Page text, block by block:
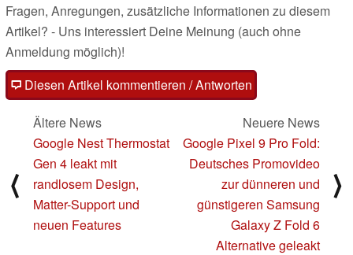
Fragen, Anregungen, zusätzliche Informationen zu diesem
Artikel? - Uns interessiert Deine Meinung (auch ohne
Anmeldung möglich)!
Diesen Artikel kommentieren / Antworten
⟨
Ältere News
Google Nest Thermostat
Gen 4 leakt mit
randlosem Design,
Matter-Support und
neuen Features
Neuere News
Google Pixel 9 Pro Fold:
Deutsches Promovideo
zur dünneren und
günstigeren Samsung
Galaxy Z Fold 6
Alternative geleakt
⟩